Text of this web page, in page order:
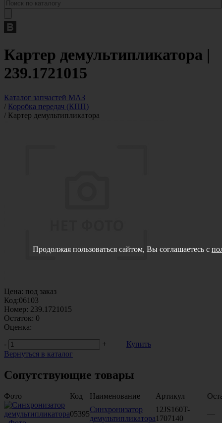
Картер демультипликатора |
239.1721015
Каталог запчастей МАЗ
/ Коробка передач (КПП)
/ Картер демультипликатора
Цена: под заказ
Код:06103
Номер: 239.1721015
Остаток: 0
Оценка:
-
+
Купить
Вернуться в каталог
Сопутствующие товары
Фото Код Наименование Артикул
05395
Синхронизатор
демультипликатора
12JS160T-
1707140
—
Продолжая пользоваться сайтом, Вы соглашаетесь с